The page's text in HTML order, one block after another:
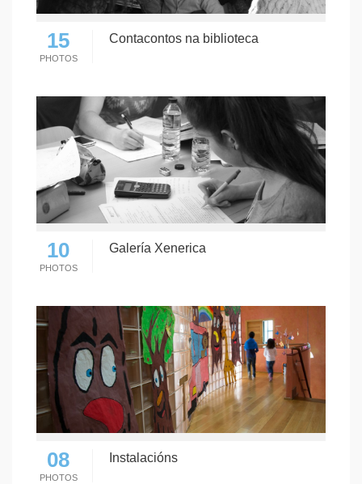
15
PHOTOS
Contacontos na biblioteca
10
PHOTOS
Galería Xenerica
08
PHOTOS
Instalacións